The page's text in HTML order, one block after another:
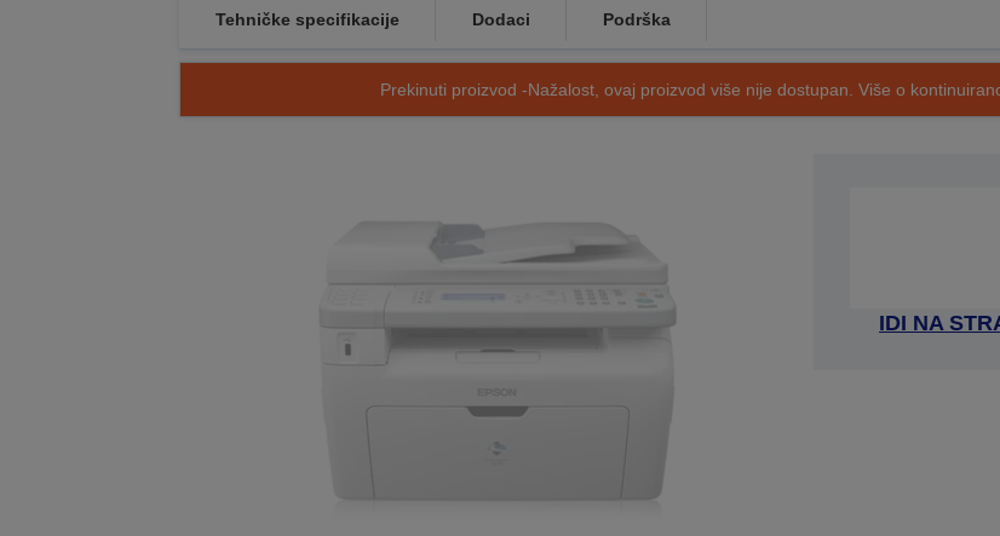
Tehničke specifikacije Dodaci Podrška
Prekinuti proizvod -Nažalost, ovaj proizvod više nije dostupan. Više o
IDI NA